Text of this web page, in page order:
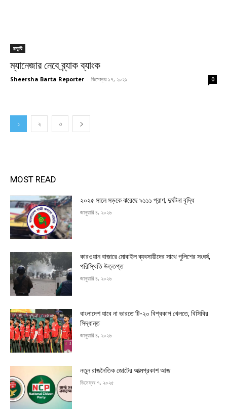
চাকুরি
ম্যানেজার নেবে ব্র্যাক ব্যাংক
Sheersha Barta Reporter - ডিসেম্বর ১৭, ২০২১ 0
১ ২ ৩
MOST READ
২০২৫ সালে সড়কে ঝরেছে ৯১১১ প্রাণ, দুর্ঘটনা বৃদ্ধি
জানুয়ারি ৪, ২০২৬
কারওয়ান বাজারে মোবাইল ব্যবসায়ীদের সাথে পুলিশের সংঘর্ষ,
পরিস্থিতি উত্তপ্ত
জানুয়ারি ৪, ২০২৬
বাংলাদেশ যাবে না ভারতে টি-২০ বিশ্বকাপ খেলতে, বিসিবির
সিদ্ধান্ত
জানুয়ারি ৪, ২০২৬
নতুন রাজনৈতিক জোটের আত্মপ্রকাশ আজ
ডিসেম্বর ৭, ২০২৫